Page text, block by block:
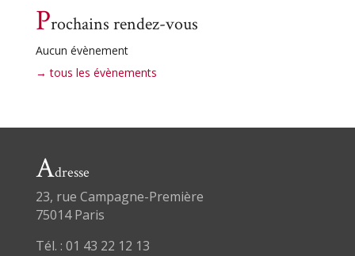
Prochains rendez-vous
Aucun évènement
→ tous les évènements
Adresse
23, rue Campagne-Première
75014 Paris
Tél. : 01 43 22 12 13